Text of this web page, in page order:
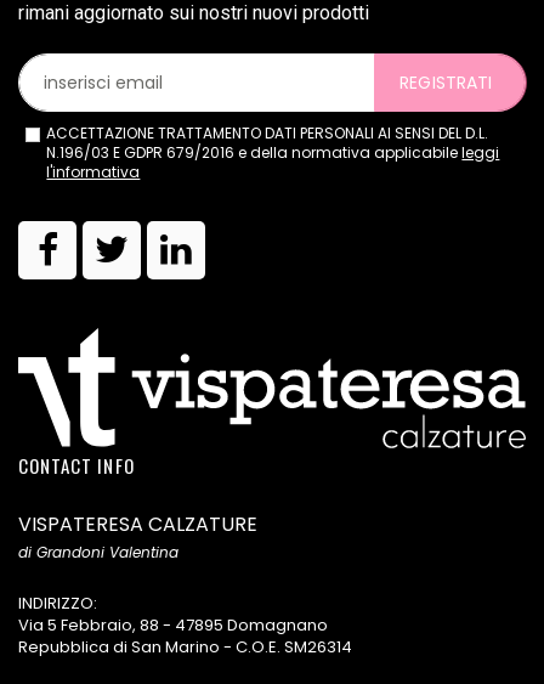
rimani aggiornato sui nostri nuovi prodotti
REGISTRATI
ACCETTAZIONE TRATTAMENTO DATI PERSONALI AI SENSI DEL D.L.
N.196/03 E GDPR 679/2016 e della normativa applicabileleggi
l'informativa
CONTACT INFO
VISPATERESA CALZATURE
di Grandoni Valentina
INDIRIZZO:
Via 5 Febbraio, 88 - 47895 Domagnano
Repubblica di San Marino - C.O.E. SM26314